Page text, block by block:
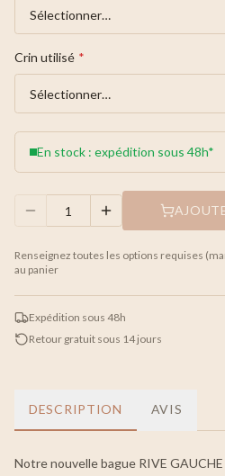
Crin utilisé *
En stock : expédition sous 48h*
Renseignez toutes les options requises
au panier
Expédition sous 48h
Retour gratuit sous 14 jours
DESCRIPTION AVIS
Notre nouvelle bague RIVE